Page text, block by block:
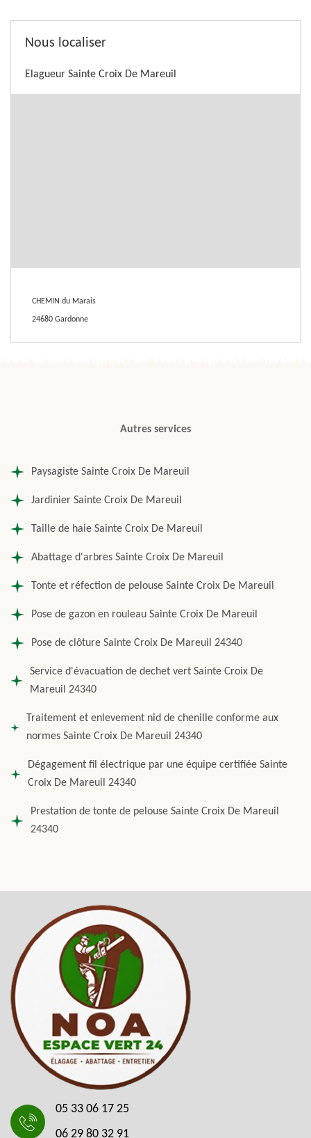
Nous localiser
Elagueur Sainte Croix De Mareuil
CHEMIN du Marais
24680 Gardonne
Autres services
Paysagiste Sainte Croix De Mareuil
Jardinier Sainte Croix De Mareuil
Taille de haie Sainte Croix De Mareuil
Abattage d'arbres Sainte Croix De Mareuil
Tonte et réfection de pelouse Sainte Croix De Mareuil
Pose de gazon en rouleau Sainte Croix De Mareuil
Pose de clôture Sainte Croix De Mareuil 24340
Service d'évacuation de dechet vert Sainte Croix De
Mareuil 24340
Traitement et enlevement nid de chenille conforme aux
normes Sainte Croix De Mareuil 24340
Dégagement fil électrique par une équipe certifiée Sainte
Croix De Mareuil 24340
Prestation de tonte de pelouse Sainte Croix De Mareuil
24340
05 33 06 17 25
06 29 80 32 91